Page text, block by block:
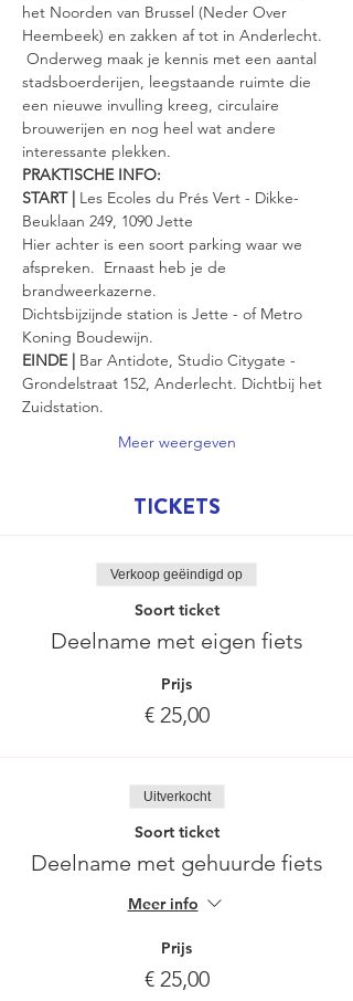
het Noorden van Brussel (Neder Over
Heembeek) en zakken af tot in Anderlecht.
Onderweg maak je kennis met een aantal
stadsboerderijen, leegstaande ruimte die
een nieuwe invulling kreeg, circulaire
brouwerijen en nog heel wat andere
interessante plekken.
PRAKTISCHE INFO:
START | Les Ecoles du Prés Vert - Dikke-
Beuklaan 249, 1090 Jette
Hier achter is een soort parking waar we
afspreken.  Ernaast heb je de
brandweerkazerne.
Dichtsbijzijnde station is Jette - of Metro
Koning Boudewijn.
EINDE | Bar Antidote, Studio Citygate -
Grondelstraat 152, Anderlecht. Dichtbij het
Zuidstation.
Meer weergeven
TICKETS
Verkoop geëindigd op
Soort ticket
Deelname met eigen fiets
Prijs
€ 25,00
Uitverkocht
Soort ticket
Deelname met gehuurde fiets
Meer info
Prijs
€ 25,00